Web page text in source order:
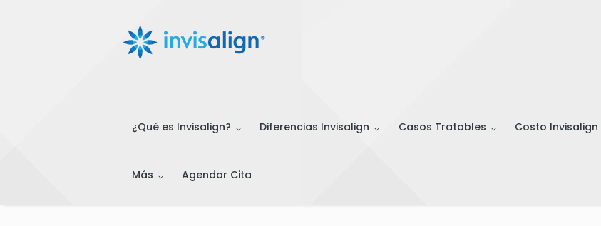
¿Qué es Invisalign? Diferencias Invisalign Casos Tratables Costo Invisalign
Más Agendar Cita